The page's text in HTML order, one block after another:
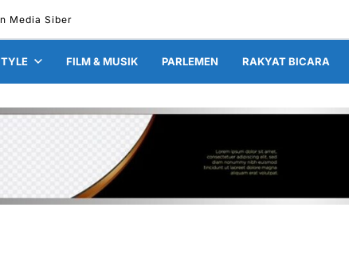
Media Siber
FILM & MUSIK PARLEMEN RAKYAT BICARA